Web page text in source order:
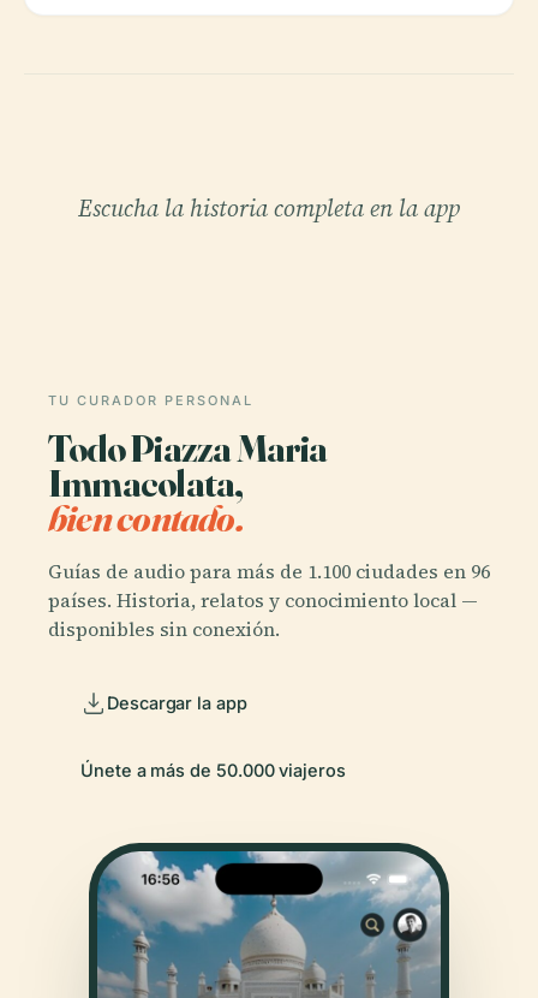
Escucha la historia completa en la app
TU CURADOR PERSONAL
Todo Piazza Maria
Immacolata,
bien contado.
Guías de audio para más de 1.100 ciudades en 96
países. Historia, relatos y conocimiento local —
disponibles sin conexión.
Descargar la app
Únete a más de 50.000 viajeros